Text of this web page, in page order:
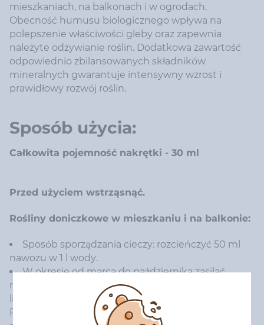
mieszkaniach, na balkonach i w ogrodach.
Obecność humusu biologicznego wpływa na
polepszenie właściwości gleby oraz zapewnia
należyte odżywianie roślin. Dodatkowa zawartość
odpowiednio zbilansowanych składników
mineralnych gwarantuje intensywny wzrost i
prawidłowy rozwój roślin.
Sposób użycia:
Całkowita pojemność nakrętki - 30 ml
Przed użyciem wstrząsnąć.
Rośliny doniczkowe w mieszkaniu i na balkonie:
Sposób sporządzania cieczy: rozcieńczyć 50 ml
nawozu w 1 l wody.
W okresie od marca do października zasilać
rośliny przy każdym podlewaniu, w okresie od
listopada do lutego zasilać rośliny co 1 – 2 tygodnie.
Rośliny mniej wymagające i wolno rosnące zasilać